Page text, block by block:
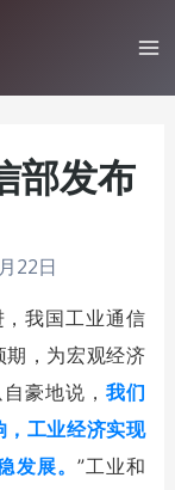
部发布
22日
，我国工业通信
期，为宏观经济
豪地说， 我们
，工业经济实现
发展。 ”工业和